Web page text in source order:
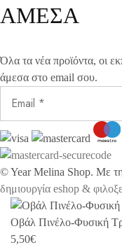
ΑΜΕΣΑ
Όλα τα νέα προϊόντα, οι
άμεσα στο email σου.
©YearMelina Shop. Με
δημιουργία eshop &
Οβάλ Πινέλο-Φυσική
5,50€